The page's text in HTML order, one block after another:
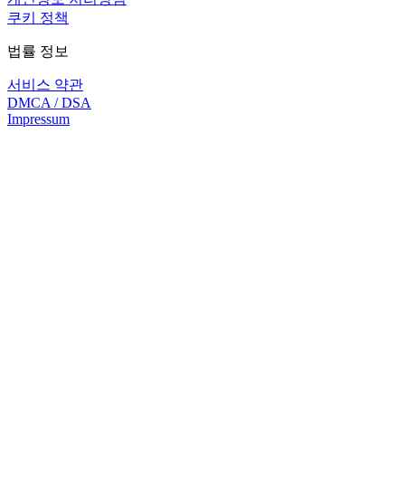
쿠키 정책
법률 정보
서비스 약관
DMCA / DSA
Impressum